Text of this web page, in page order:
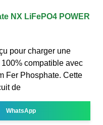
NX LiFePO4 POWER
pour charger une
compatible avec
Fer Phosphate. Cette
de
WhatsApp